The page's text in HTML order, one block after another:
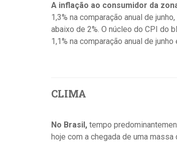
A inflação ao consumidor da
1,3% na comparação anual de
abaixo de 2%. O núcleo do CPI do
1,1% na comparação anual de
CLIMA
No Brasil, tempo
hoje com a chegada de uma